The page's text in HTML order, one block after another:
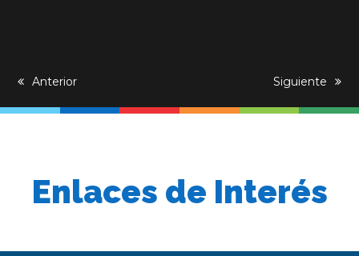
previous
Anterior
next
Siguiente
Enlaces de Interés